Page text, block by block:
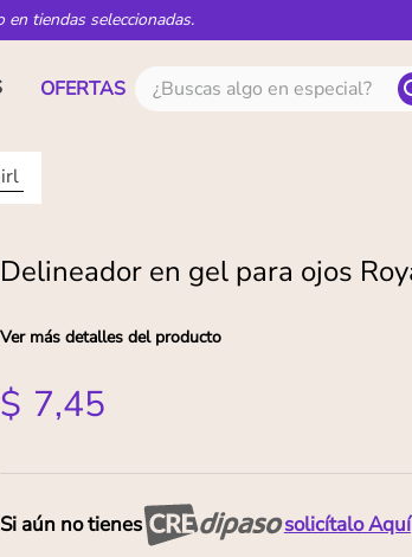
en tiendas seleccionadas.
OFERTAS ¿Buscas algo en especial?
Delineador en gel para ojos
Ver más detalles del producto
$ 7,45
Si aún no tienes solicítalo Aquí